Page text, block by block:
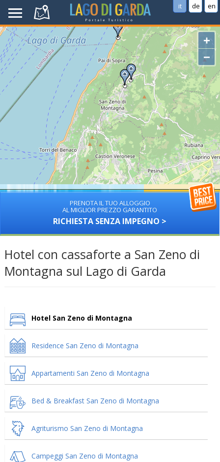
it de en
+
−
PRENOTA IL TUO ALLOGGIO
AL MIGLIOR PREZZO GARANTITO
RICHIESTA SENZA IMPEGNO >
Hotel con cassaforte a San Zeno di
Montagna sul Lago di Garda
Hotel San Zeno di Montagna
Residence San Zeno di Montagna
Appartamenti San Zeno di Montagna
Bed & Breakfast San Zeno di Montagna
Agriturismo San Zeno di Montagna
Campeggi San Zeno di Montagna